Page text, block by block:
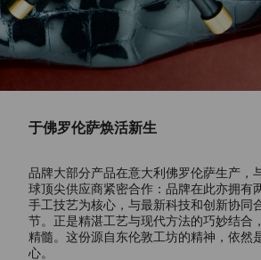
于佛罗伦萨焕活新生
品牌大部分产品在意大利佛罗伦萨生产，
球顶尖供应商紧密合作：品牌在此亦拥有
手工技艺为核心，与最新科技和创新协同
节。正是精湛工艺与现代方法的巧妙结合
精髓。这份源自东伦敦工坊的精神，依然
心。